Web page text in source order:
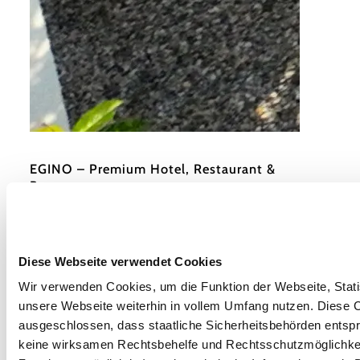
Diese Webseite verwendet Cookies
Wir verwenden Cookies, um die Funktion der Webseite,
unsere Webseite weiterhin in vollem Umfang nutzen.
ausgeschlossen, dass staatliche Sicherheitsbehörden
keine wirksamen Rechtsbehelfe und
EGINO – Premium Hotel, Restaurant &
Bar